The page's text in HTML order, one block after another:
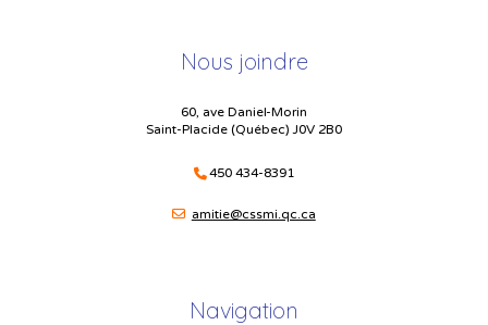
Nous joindre
60, ave Daniel-Morin
Saint-Placide (Québec) J0V 2B0
450 434-8391
amitie@cssmi.qc.ca
Navigation